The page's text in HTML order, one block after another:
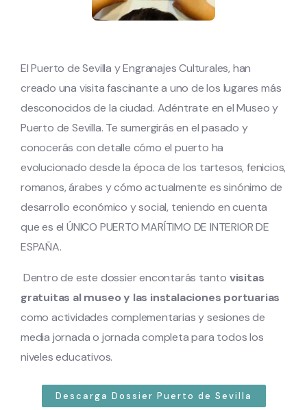
El Puerto de Sevilla y Engranajes Culturales, han
creado una visita fascinante a uno de los lugares más
desconocidos de la ciudad. Adéntrate en el Museo y
Puerto de Sevilla. Te sumergirás en el pasado y
conocerás con detalle cómo el puerto ha
evolucionado desde la época de los tartesos, fenicios,
romanos, árabes y cómo actualmente es sinónimo de
desarrollo económico y social, teniendo en cuenta
que es el ÚNICO PUERTO MARÍTIMO DE INTERIOR DE
ESPAÑA.
Dentro de este dossier encontarás tanto visitas
gratuitas al museo y las instalaciones portuarias
como actividades complementarias y sesiones de
media jornada o jornada completa para todos los
niveles educativos.
Descarga Dossier Puerto de Sevilla